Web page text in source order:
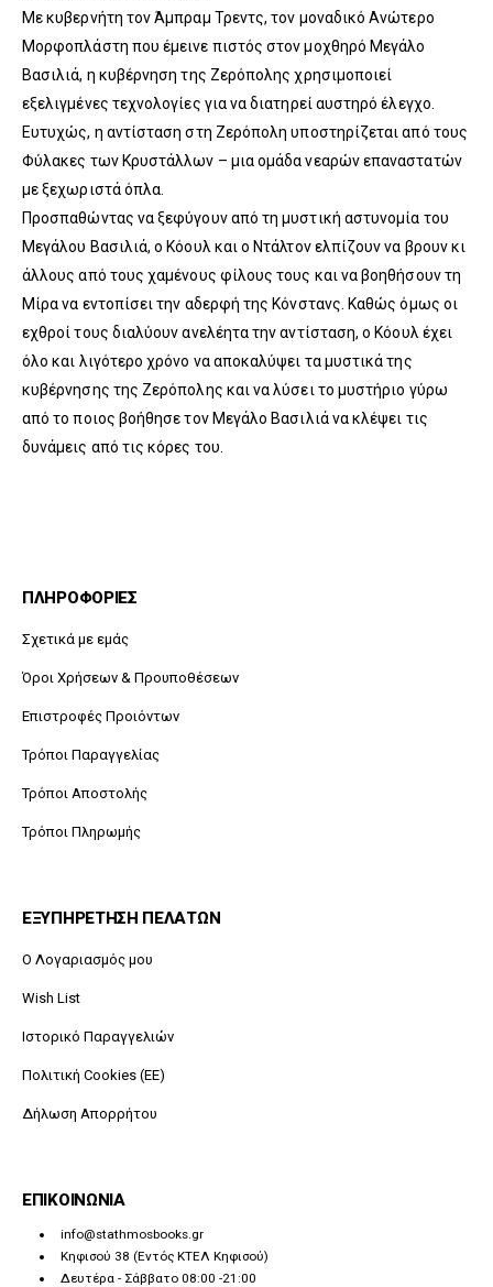
Με κυβερνήτη τον Άμπραμ Τρεντς, τον μοναδικό Ανώτερο
Μορφοπλάστη που έμεινε πιστός στον μοχθηρό Μεγάλο
Βασιλιά, η κυβέρνηση της Ζερόπολης χρησιμοποιεί
εξελιγμένες τεχνολογίες για να διατηρεί αυστηρό έλεγχο.
Ευτυχώς, η αντίσταση στη Ζερόπολη υποστηρίζεται από τους
Φύλακες των Κρυστάλλων – μια ομάδα νεαρών επαναστατών
με ξεχωριστά όπλα.
Προσπαθώντας να ξεφύγουν από τη μυστική αστυνομία του
Μεγάλου Βασιλιά, ο Κόουλ και ο Ντάλτον ελπίζουν να βρουν κι
άλλους από τους χαμένους φίλους τους και να βοηθήσουν τη
Μίρα να εντοπίσει την αδερφή της Κόνστανς. Καθώς όμως οι
εχθροί τους διαλύουν ανελέητα την αντίσταση, ο Κόουλ έχει
όλο και λιγότερο χρόνο να αποκαλύψει τα μυστικά της
κυβέρνησης της Ζερόπολης και να λύσει το μυστήριο γύρω
από το ποιος βοήθησε τον Μεγάλο Βασιλιά να κλέψει τις
δυνάμεις από τις κόρες του.
ΠΛΗΡΟΦΟΡΙΕΣ
Σχετικά με εμάς
Όροι Χρήσεων & Προυποθέσεων
Επιστροφές Προιόντων
Τρόποι Παραγγελίας
Τρόποι Αποστολής
Τρόποι Πληρωμής
ΕΞΥΠΗΡΕΤΗΣΗ ΠΕΛΑΤΩΝ
O Λογαριασμός μου
Wish List
Ιστορικό Παραγγελιών
Πολιτική Cookies (ΕΕ)
Δήλωση Απορρήτου
ΕΠΙΚΟΙΝΩΝΙΑ
info@stathmosbooks.gr
Κηφισού 38 (Εντός ΚΤΕΛ Κηφισού)
Δευτέρα - Σάββατο 08:00 -21:00